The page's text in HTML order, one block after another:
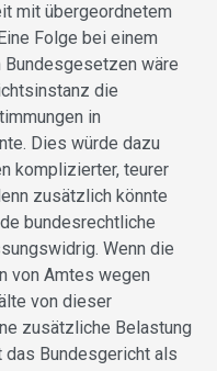
mit übergeordnetem
Folge bei einem
wäre
die
in
Dies würde dazu
komplizierter, teurer
zusätzlich könnte
bundesrechtliche
Wenn die
von Amtes wegen
von dieser
zusätzliche Belastung
das Bundesgericht als